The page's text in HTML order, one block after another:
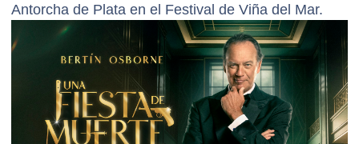
Antorcha de Plata en el Festival de Viña del Mar.